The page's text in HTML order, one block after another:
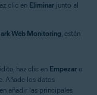
clic en Eliminar junto al
Web Monitoring, están
haz clic en Empezar o
Añade los datos
añadir las principales